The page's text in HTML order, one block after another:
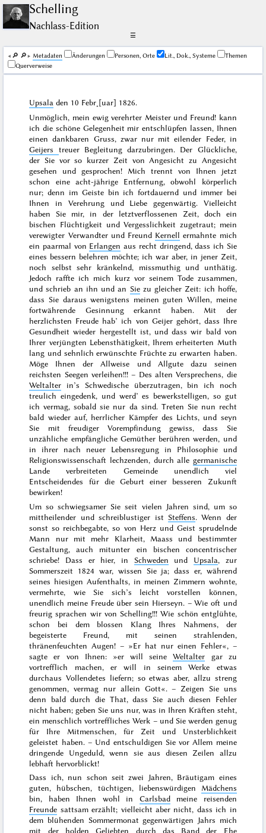
Schelling
Nachlass-Edition
☰
🔎︎ 🔎︎ Me­ta­da­ten Änderungen Personen, Orte Lit., Dok., Systeme
Themen
Querverweise
Upsala den 10 Febr˖[uar] 1826.
Unmöglich, mein ewig verehrter Meister und Freund! kann
ich die schöne Gelegenheit mir entschlüpfen lassen, Ihnen
einen dankbaren Gruss, zwar nur mit eilender Feder, in
Geijers
treuer Begleitung darzubringen. Der Glückliche,
der Sie vor so kurzer Zeit von Angesicht zu Angesicht
gesehen und gesprochen! Mich trennt von Ihnen jetzt
schon eine acht-jährigeEntfernung, obwohl körperlich
nur; denn im Geistebin ich fortdauernd und immer bei
Ihnen in Verehrung und Liebe gegenwärtig. Vielleicht
haben Sie mir, in der letztverflossenen Zeit, doch ein
bischen Flüchtigkeit und Vergesslichkeit zugetraut; mein
verewigter Verwandter und Freund Kernell ermahnte mich
ein paarmal von Erlangen aus recht dringend, dass ich Sie
eines bessern belehren möchte; ich war aber, in jener Zeit,
noch selbst sehr kränkelnd, missmuthig und unthätig.
Jedoch raffte ich mich kurz vor seinem Todezusammen,
und schrieb an ihn und an Siezu gleicher Zeit: ich hoffe,
dass Sie daraus wenigstens meinen guten Willen, meine
fortwährende Gesinnung erkannt haben. Mit der
herzlichsten Freude hab’ ich von Geijer gehört, dass Ihre
Gesundheit wieder hergestellt ist, und dass wir bald von
Ihrer verjüngten Lebensthätigkeit, Ihrem erheiterten Muth
lang und sehnlich erwünschte Früchte zu erwarten haben.
Möge Ihnen der Allweise und Allgute dazu seinen
reichsten Seegen verleihen!!! – Des alten Versprechens, die
Weltalter in’s Schwedische überzutragen, bin ich noch
treulich eingedenk, und werd’ es bewerkstelligen, so gut
ich vermag, sobald sie nur da sind. Treten Sie nun recht
bald wieder auf, herrlicher Kämpfer des Lichts, und seyn
Sie mit freudiger Vorempfindung gewiss, dass Sie
unzähliche empfängliche Gemüther berühren werden, und
in ihrer nach neuer Lebensregung in Philosophie und
Religionswissenschaft lechzenden, durch alle germanische
Lande verbreiteten Gemeinde unendlich viel
Entscheidendes für die Geburt einer besseren Zukunft
bewirken!
Um so schwiegsamer Sie seit vielen Jahren sind, um so
mittheilender und schreiblustiger ist Steffens. Wenn der
sonst so reichbegabte, so von Herz und Geist sprudelnde
Mann nur mit mehr Klarheit, Maass und bestimmter
Gestaltung, auch mitunter ein bischen concentrischer
schriebe! Dass er hier, in Schweden und Upsala, zur
Sommerszeit 1824 war, wissen Sie ja; dass er, während
seines hiesigen Aufenthalts, in meinen Zimmern wohnte,
vermehrte, wie Sie sich’s leicht vorstellen können,
unendlich meine Freude über sein Hierseyn. – Wie oft und
freurig sprachen wir von Schelling!!! Wie schön entglühte,
schon bei dem blossen Klang Ihres Nahmens, der
begeisterte Freund, mit seinen strahlenden,
thränenfeuchten Augen! – »Er hat nur einen Fehler«, –
sagte er von Ihnen: »er will seineWeltalter
gar zu
vortrefflich machen, er will in seinem Werke etwas
durchaus Vollendetes liefern; so etwas aber, allzu streng
genommen, vermag nur allein Gott«. – Zeigen Sie uns
denn bald durch die That, dass Sie auch diesen Fehler
nicht haben; geben Sie uns nur, was in Ihren Kräften steht,
ein menschlich vortreffliches Werk – und Sie werden genug
für Ihre Mitmenschen, für Zeit und Unsterblichkeit
geleistet haben. – Und entschuldigen Sie vor Allem meine
dringende Ungeduld, wenn sie aus diesen Zeilen allzu
lebhaft hervorblickt!
Dass ich, nun schon seitzwei Jahren, Bräutigam eines
guten, hübschen, tüchtigen, liebenswürdigen Mädchens
bin, haben Ihnen wohl in Carlsbadmeine reisenden
Freunde sattsam erzählt; vielleicht aber nicht, dass ich in
dem blühenden Sommermonat gegenwärtigen Jahrs mich
mit der holden Geliebten durch das Band der Ehe